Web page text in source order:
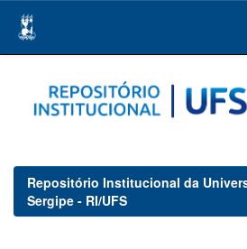
navigation
Repositório Institucional da
Sergipe - RI/UFS